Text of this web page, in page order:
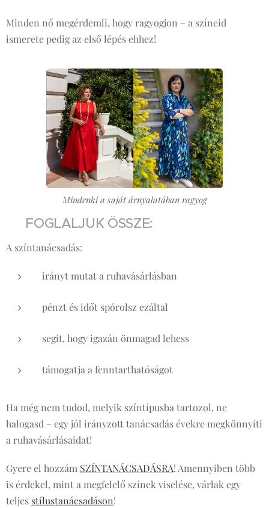
Minden nő megérdemli, hogy ragyogjon – a színeid
ismerete pedig az első lépés ehhez!
Mindenki a saját árnyalatában ragyog
💡 FOGLALJUK ÖSSZE:
A színtanácsadás:
irányt mutat a ruhavásárlásban
pénzt és időt spórolsz ezáltal
segít, hogy igazán önmagad lehess
támogatja a fenntarthatóságot
Ha még nem tudod, melyik színtípusba tartozol, ne
halogasd – egy jól irányzott tanácsadás évekre megkönnyíti
a ruhavásárlásaidat!
Gyere el hozzám SZÍNTANÁCSADÁSRA! Amennyiben több
is érdekel, mint a megfelelő színek viselése, várlak egy
teljes stílustanácsadáson!